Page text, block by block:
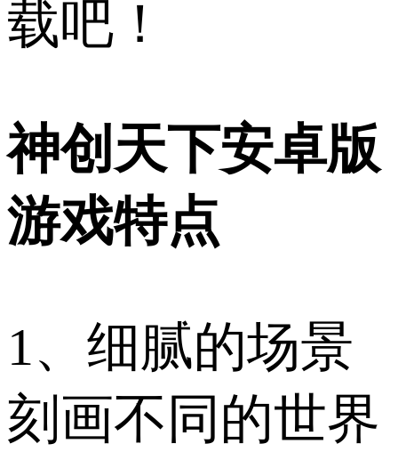
载吧！
神创天下安卓版
游戏特点
1、细腻的场景
刻画不同的世界